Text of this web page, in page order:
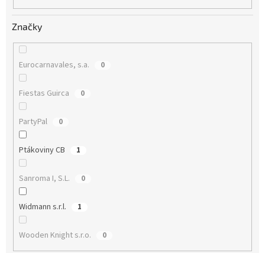
Značky
Eurocarnavales, s.a. 0
Fiestas Guirca 0
PartyPal 0
Ptákoviny CB 1
Sanroma I, S.L. 0
Widmann s.r.l. 1
Wooden Knight s.r.o. 0